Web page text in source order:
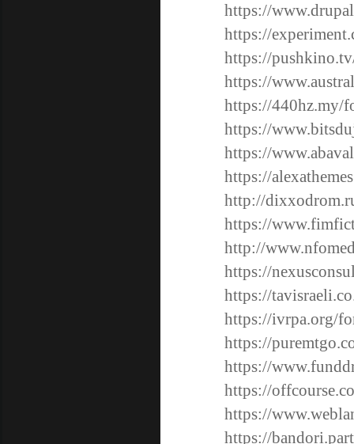
https://
https://
https://
https://
https://440hz.my/
https://
https://
https://
http://
https://
http://
https://
https://
https://ivrpa.org/
https://
https://
https://
https://
https://